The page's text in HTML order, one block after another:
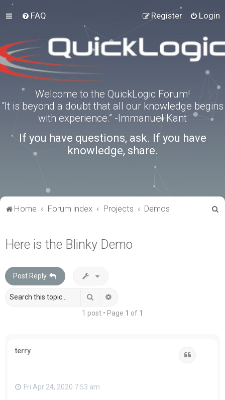
FAQ Login
Register
Welcome to the QuickLogic Forum!
“It is beyond a doubt that all our knowledge begins
with experience.” -Immanuel Kant
If you have questions, ask. If you have
knowledge, share.
Home Forum index Projects Demos
Here is the Blinky Demo
Post Reply
Search
1 post • Page 1 of 1
terry
Fri Apr 24, 2020 7:53 am